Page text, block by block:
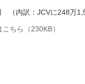
（内訳：JCVに248万
ちら（230KB）